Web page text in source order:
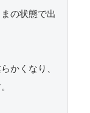
の状態で出
かくなり、